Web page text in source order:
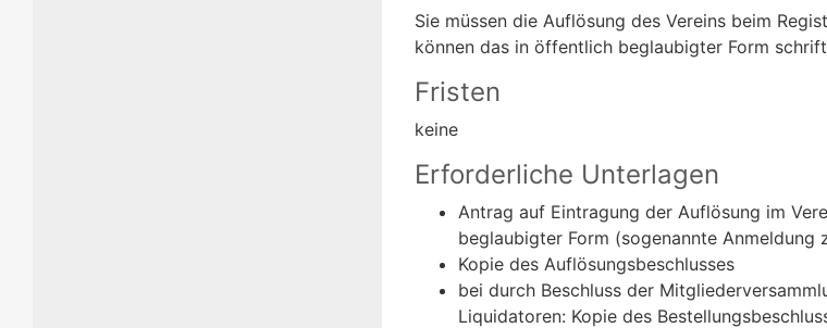
Sie müssen die Auflösung des Vereins beim
können das in öffentlich beglaubigter Form
Fristen
keine
Erforderliche Unterlagen
Antrag auf Eintragung der Auflösung im
beglaubigter Form (sogenannte Anmeldung
Kopie des Auflösungsbeschlusses
bei durch Beschluss der
Liquidatoren: Kopie des